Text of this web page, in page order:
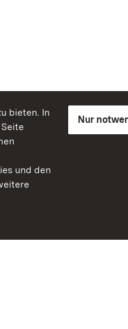
bieten. In
und den
Nur